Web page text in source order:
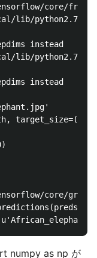
core/
lib/python2.7/
instead
lib/python2.7/
instead
core/
numpy as np が